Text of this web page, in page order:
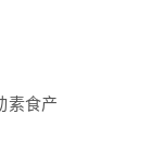
素食产